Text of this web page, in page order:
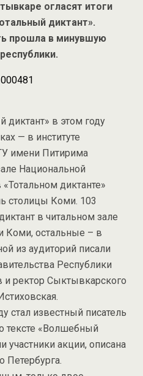
огласят итоги
диктант».
прошла в минувшую
диктант» в этом году
— в институте
имени Питирима
Национальной
диктанте»
столицы Коми. 103
в читальном зале
Коми, остальные – в
из аудиторий писали
Республики
ректор Сыктывкарского
стал известный писатель
тексте «Волшебный
участники акции, описана